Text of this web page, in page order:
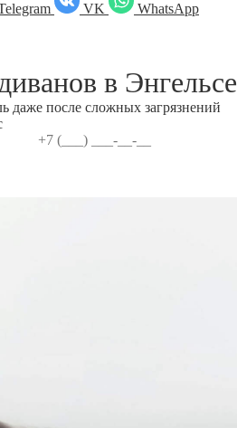
VK
WhatsApp
в Энгельсе
даже после сложных загрязнений